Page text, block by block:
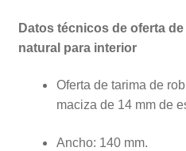
Datos técnicos de oferta
natural para interior
Oferta de tarima de
maciza de 14 mm de
Ancho: 140 mm.